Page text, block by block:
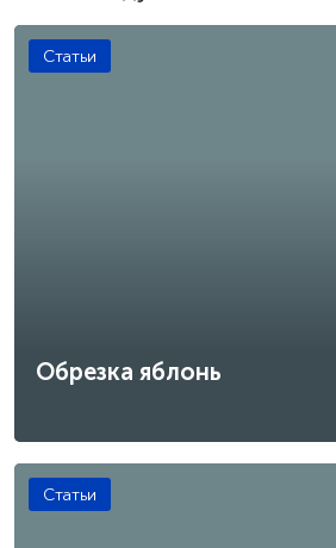
Обрезка яблонь
Статьи
Статьи